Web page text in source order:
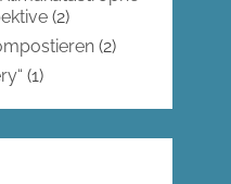
(2)
(2)
(1)